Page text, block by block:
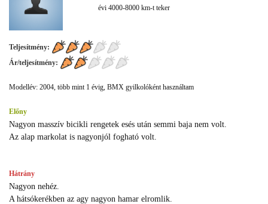
évi 4000-8000 km-t teker
Teljesítmény:
Ár/teljesítmény:
Modellév: 2004, több mint 1 évig, BMX gyilkolóként használtam
Előny
Nagyon masszív bicikli rengetek esés után semmi baja nem volt.
Az alap markolat is nagyonjól fogható volt.
Hátrány
Nagyon nehéz.
A hátsókerékben az agy nagyon hamar elromlik.